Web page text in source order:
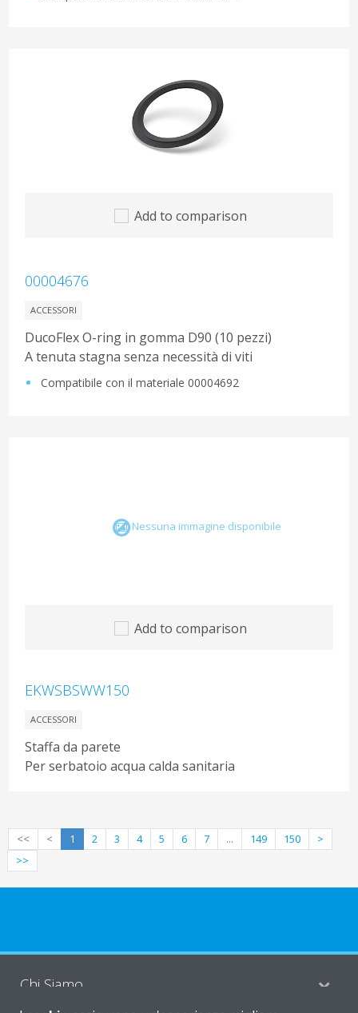
Add to comparison
00004676
ACCESSORI
DucoFlex O-ring in gomma D90 (10 pezzi)
A tenuta stagna senza necessità di viti
Compatibile con il materiale 00004692
Nessuna immagine disponibile
Add to comparison
EKWSBSWW150
ACCESSORI
Staffa da parete
Per serbatoio acqua calda sanitaria
<< < 1 2 3 4 5 6 7 ... 149 150
>
>>
Chi Siamo